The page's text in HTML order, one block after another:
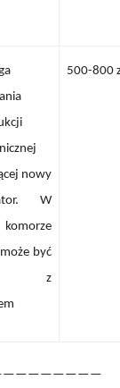
nowy
W
komorze
być
z
500-800